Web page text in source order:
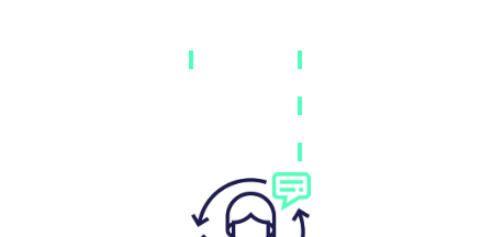
---
-